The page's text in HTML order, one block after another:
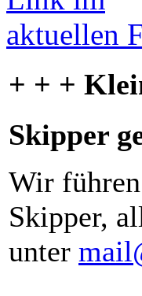
+ + +
Skipper
Wir
Skipper,
unter